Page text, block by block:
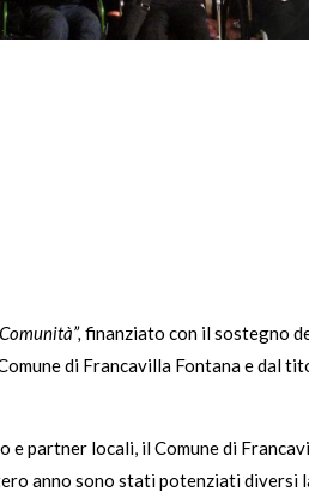
finanziato con il sostegno
di Francavilla Fontana e dal
partner locali, il Comune di
anno sono stati potenziati diversi